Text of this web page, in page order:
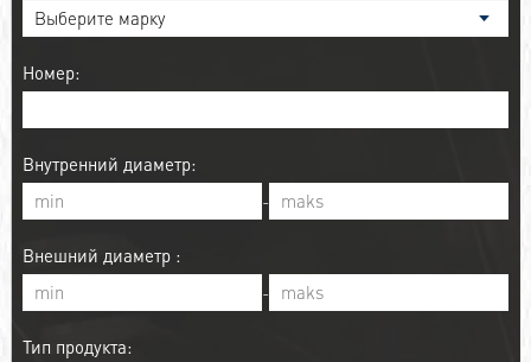
Номер:
Внутренний диаметр:
-
Внешний диаметр :
-
Тип продукта: